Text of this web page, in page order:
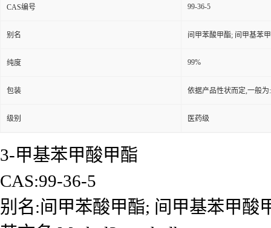
CAS编号 99-36-5
别名 间甲苯酸甲酯; 间甲基苯
纯度 99%
包装 依据产品性状而定,一般
级别 医药级
3-甲基苯甲酸甲酯
CAS:99-36-5
别名:间甲苯酸甲酯; 间甲基苯甲酸